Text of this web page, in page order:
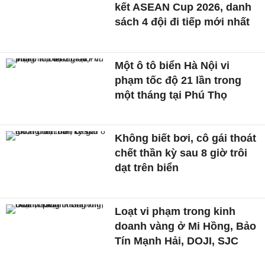
kết ASEAN Cup 2026, danh
sách 4 đội đi tiếp mới nhất
Một ô tô biển Hà Nội vi
phạm tốc độ 21 lần trong
một tháng tại Phú Thọ
Không biết bơi, cô gái thoát
chết thần kỳ sau 8 giờ trôi
dạt trên biển
Loạt vi phạm trong kinh
doanh vàng ở Mi Hồng, Bảo
Tín Mạnh Hải, DOJI, SJC